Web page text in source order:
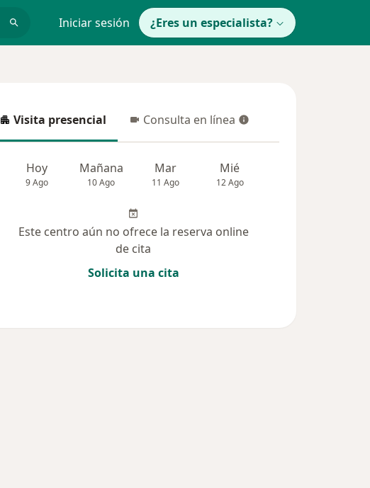
Iniciar sesión ¿Eres un especialista?
Visita presencial
Visita presencial Consulta en línea
Consulta en línea
Hoy
9 Ago
Mañana
10 Ago
Mar
11 Ago
Mié
12 Ago
Este centro aún no ofrece la reserva online
de cita
Solicita una cita